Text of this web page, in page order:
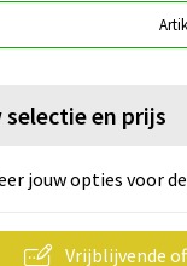
en prijs
jouw opties voor
Vrijblijvende